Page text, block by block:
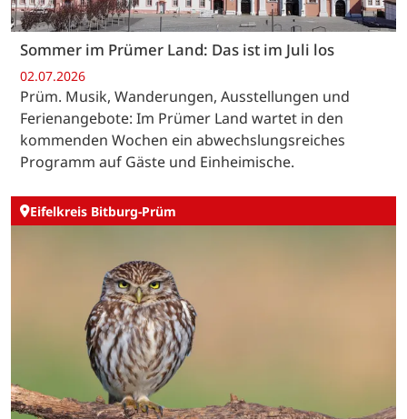
Sommer im Prümer Land: Das ist im Juli los
02.07.2026
Prüm. Musik, Wanderungen, Ausstellungen und
Ferienangebote: Im Prümer Land wartet in den
kommenden Wochen ein abwechslungsreiches
Programm auf Gäste und Einheimische.
Eifelkreis Bitburg-Prüm